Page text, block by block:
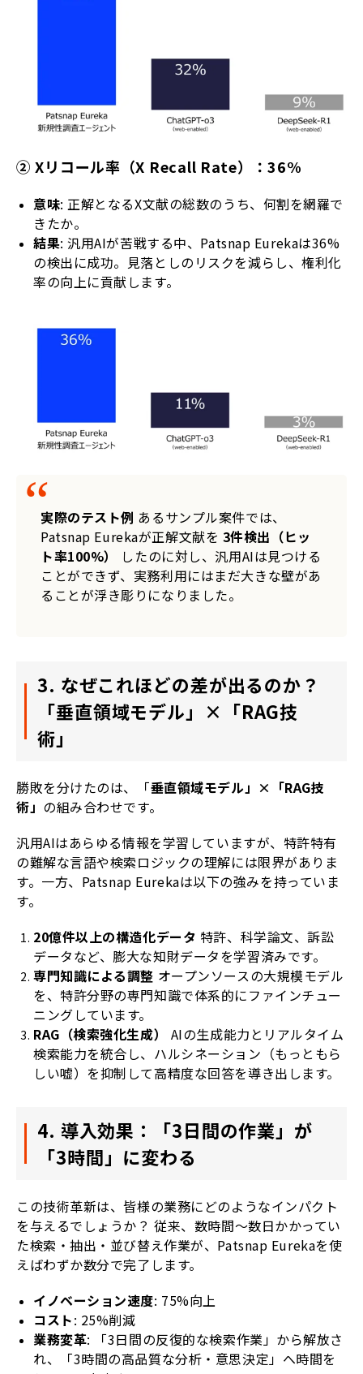
② Xリコール率（X Recall Rate）：36%
意味: 正解となるX文献の総数のうち、何割を網羅で
きたか。
結果: 汎用AIが苦戦する中、Patsnap Eurekaは36%
の検出に成功。見落としのリスクを減らし、権利化
率の向上に貢献します。
実際のテスト例 あるサンプル案件では、
Patsnap Eurekaが正解文献を 3件検出（ヒッ
ト率100%）
したのに対し、汎用AIは見つける
ことができず、実務利用にはまだ大きな壁があ
ることが浮き彫りになりました。
3. なぜこれほどの差が出るのか？
「垂直領域モデル」×「RAG技
術」
勝敗を分けたのは、「垂直領域モデル」×「RAG技
術」 の組み合わせです。
汎用AIはあらゆる情報を学習していますが、特許特有
の難解な言語や検索ロジックの理解には限界がありま
す。一方、Patsnap Eurekaは以下の強みを持っていま
す。
20億件以上の構造化データ 特許、科学論文、訴訟
データなど、膨大な知財データを学習済みです。
専門知識による調整 オープンソースの大規模モデル
を、特許分野の専門知識で体系的にファインチュー
ニングしています。
RAG（検索強化生成）
AIの生成能力とリアルタイム
検索能力を統合し、ハルシネーション（もっともら
しい嘘）を抑制して高精度な回答を導き出します。
4. 導入効果：「3日間の作業」が
「3時間」に変わる
この技術革新は、皆様の業務にどのようなインパクト
を与えるでしょうか？ 従来、数時間〜数日かかってい
た検索・抽出・並び替え作業が、Patsnap Eurekaを使
えばわずか数分で完了します。
イノベーション速度: 75%向上
コスト: 25%削減
業務変革: 「3日間の反復的な検索作業」から解放さ
れ、「3時間の高品質な分析・意思決定」へ時間を